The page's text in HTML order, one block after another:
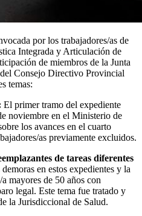
por los trabajadores/as de
Integrada y Articulación de
de miembros de la Junta
Consejo Directivo Provincial
temas:
El primer tramo del expediente
noviembre en el Ministerio de
los avances en el cuarto
as previamente excluidos.
de tareas diferentes
en estos expedientes y la
mayores de 50 años con
legal. Este tema fue tratado y
la Jurisdiccional de Salud.